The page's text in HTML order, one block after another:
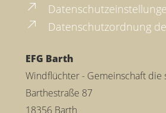
Datenschutzordnung
EFG Barth
Windflüchter - Gemeinschaft die
Barthestraße 87
18356 Barth